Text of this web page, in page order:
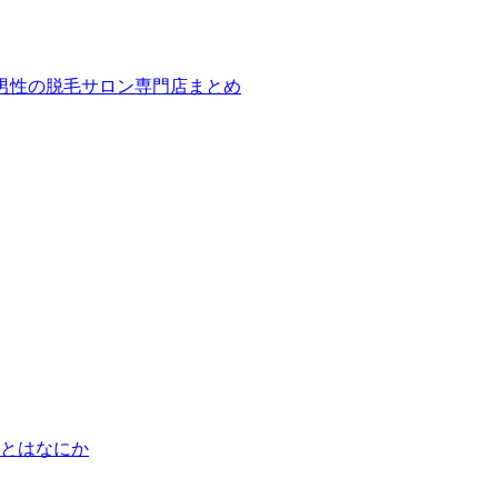
性の脱毛サロン専門店まとめ
はなにか